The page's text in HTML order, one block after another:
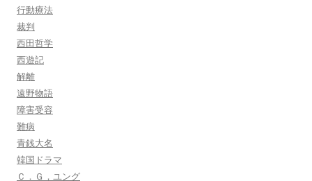
行動療法
裁判
西田哲学
西遊記
解離
遠野物語
障害受容
難病
青銭大名
韓国ドラマ
Ｃ．Ｇ，ユング